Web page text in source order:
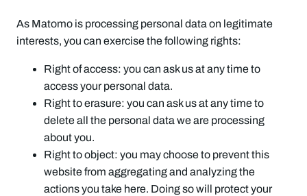
As Matomo is processing personal data on legitimate
interests, you can exercise the following rights:
Right of access: you can ask us at any time to
access your personal data.
Right to erasure: you can ask us at any time to
delete all the personal data we are processing
about you.
Right to object: you may choose to prevent this
website from aggregating and analyzing the
actions you take here. Doing so will protect your